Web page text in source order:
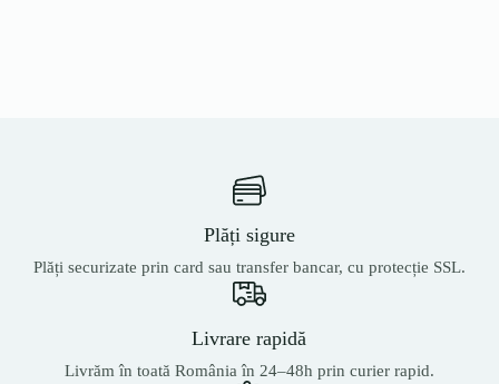
Plăți sigure
Plăți securizate prin card sau transfer bancar, cu protecție SSL.
Livrare rapidă
Livrăm în toată România în 24–48h prin curier rapid.